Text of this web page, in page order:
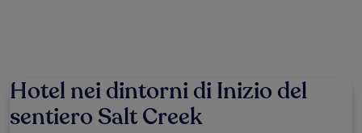
Hotel nei dintorni di Inizio del
sentiero Salt Creek